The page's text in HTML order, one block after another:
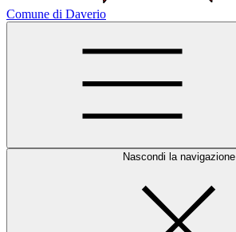
Comune di Daverio
Nascondi la navigazione